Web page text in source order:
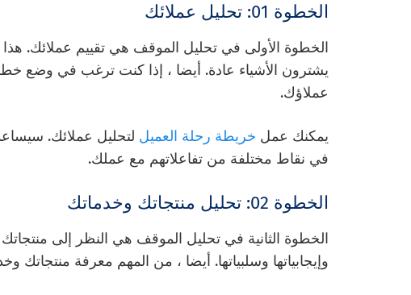
الخطوة 01: تحليل عملائك
الخطوة الأولى في تحليل الموقف هي تقييم عملائك.
يشترون الأشياء عادة. أيضا ، إذا كنت ترغب في وضع
عملاؤك.
يمكنك عمل خريطة رحلة العميل لتحليل عملائك.
في نقاط مختلفة من تفاعلاتهم مع عملك.
الخطوة 02: تحليل منتجاتك وخدماتك
الخطوة الثانية في تحليل الموقف هي النظر إلى
وإيجابياتها وسلبياتها. أيضا ، من المهم معرفة منتجاتك